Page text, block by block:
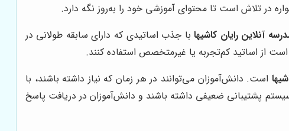
در تلاش است تا محتوای آموزشی خود را به‌روز نگه دارد.
آنلاین رایان کاشیهابا جذب اساتیدی که دارای سابقه طولانی در
از اساتید کم‌تجربه یا غیرمتخصص استفاده کنند.
است. دانش‌آموزان می‌توانند در هر زمان که نیاز داشته باشند، با
پشتیبانی ضعیفی داشته باشند و دانش‌آموزان در دریافت پاسخ